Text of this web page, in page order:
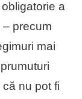
a
precum
mai
nu pot fi